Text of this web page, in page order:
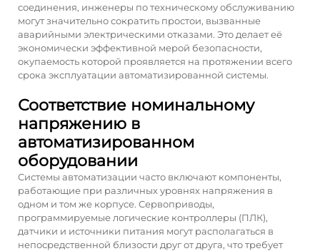
соединения, инженеры по техническому обслуживанию
могут значительно сократить простои, вызванные
аварийными электрическими отказами. Это делает её
экономически эффективной мерой безопасности,
окупаемость которой проявляется на протяжении всего
срока эксплуатации автоматизированной системы.
Соответствие номинальному
напряжению в
автоматизированном
оборудовании
Системы автоматизации часто включают компоненты,
работающие при различных уровнях напряжения в
одном и том же корпусе. Сервоприводы,
программируемые логические контроллеры (ПЛК),
датчики и источники питания могут располагаться в
непосредственной близости друг от друга, что требует